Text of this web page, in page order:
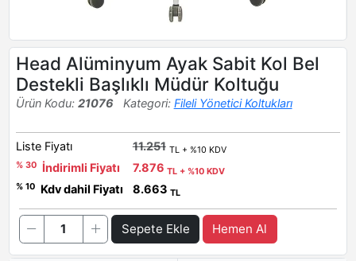
Head Alüminyum Ayak Sabit Kol Bel
Destekli Başlıklı Müdür Koltuğu
Ürün Kodu: 21076 Kategori: Fileli Yönetici Koltukları
Liste Fiyatı 11.251 TL + %10 KDV
% 30
İndirimli Fiyatı 7.876 TL + %10 KDV
% 10
Kdv dahil Fiyatı 8.663 TL
Sepete Ekle Hemen Al